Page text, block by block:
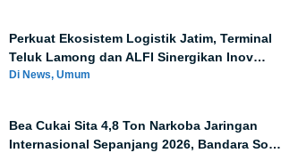
Perkuat Ekosistem Logistik Jatim, Terminal
Teluk Lamong dan ALFI Sinergikan Inov…
Di News, Umum
Bea Cukai Sita 4,8 Ton Narkoba Jaringan
Internasional Sepanjang 2026, Bandara So…